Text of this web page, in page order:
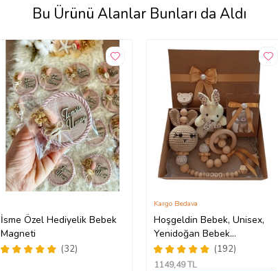
Bu Ürünü Alanlar Bunları da Aldı
İsme Özel Hediyelik Bebek
Magneti
(32)
Hoşgeldin Bebek, Unisex,
Yenidoğan Bebek
Amigurumi İsimli Emzik
Askısı Hediye Seti
(192)
Kargo Bedava
1149,49 TL